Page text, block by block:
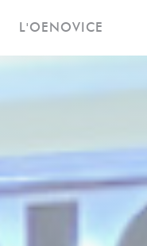
L'OENOVICE